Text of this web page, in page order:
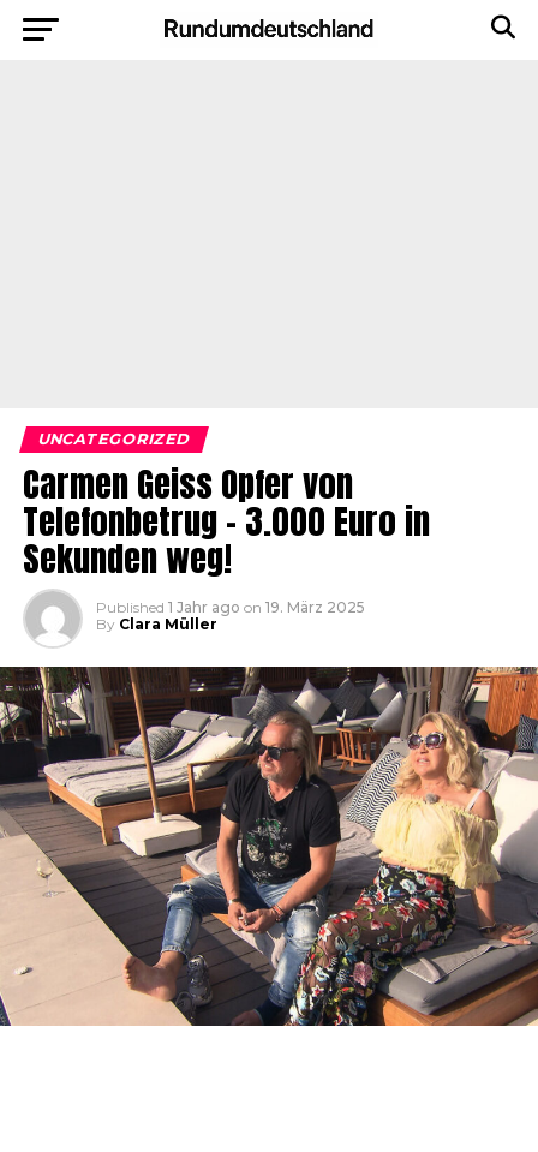
UNCATEGORIZED
Carmen Geiss Opfer von
Telefonbetrug – 3.000 Euro in
Sekunden weg!
Published 1 Jahr ago on 19. März 2025
By Clara Müller